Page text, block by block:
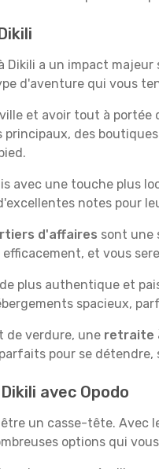
Dikili a un impact
d'aventure qui vous
et avoir tout à portée
des
avec une touche plus
notes pour
d'affaires sont une
et vous
plus authentique et
spacieux,
de verdure, une retraite
pour se
avec Opodo
un casse-tête.
options qui